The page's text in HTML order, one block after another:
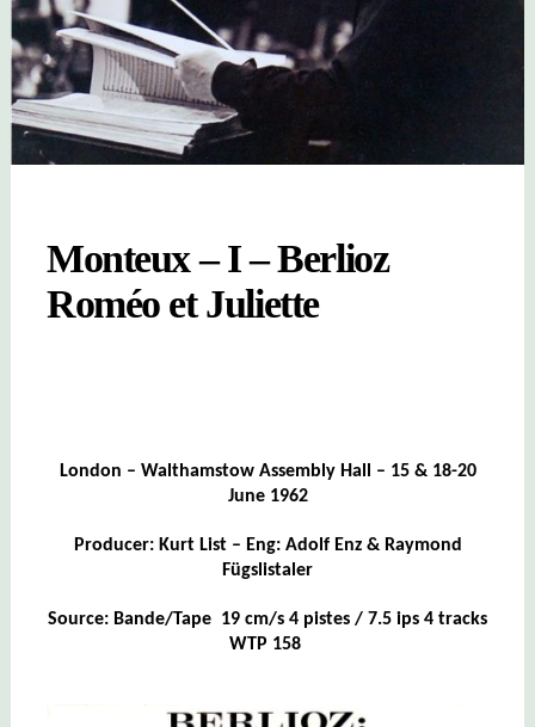
Monteux – I – Berlioz
Roméo et Juliette
London – Walthamstow Assembly Hall – 15 & 18-20
June 1962
Producer: Kurt List – Eng: Adolf Enz & Raymond
Fügslistaler
Source: Bande/Tape 19 cm/s 4 pistes / 7.5 ips 4 tracks
WTP 158